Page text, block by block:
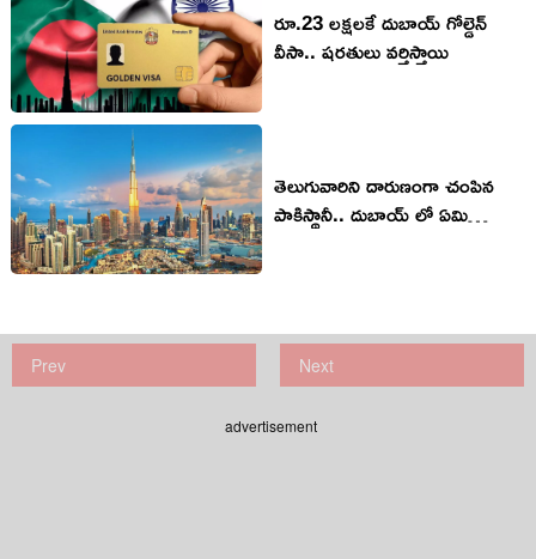
రూ.23 లక్షలకే దుబాయ్ గోల్డెన్
వీసా.. షరతులు వర్తిస్తాయి
తెలుగువారిని దారుణంగా చంపిన
పాకిస్థానీ.. దుబాయ్ లో ఏమి
జరిగింది?
Prev Next
advertisement